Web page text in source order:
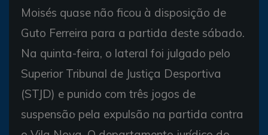
Moisés quase não ficou à disposição de
Guto Ferreira para a partida deste sábado.
Na quinta-feira, o lateral foi julgado pelo
Superior Tribunal de Justiça Desportiva
(STJD) e punido com três jogos de
suspensão pela expulsão na partida contra